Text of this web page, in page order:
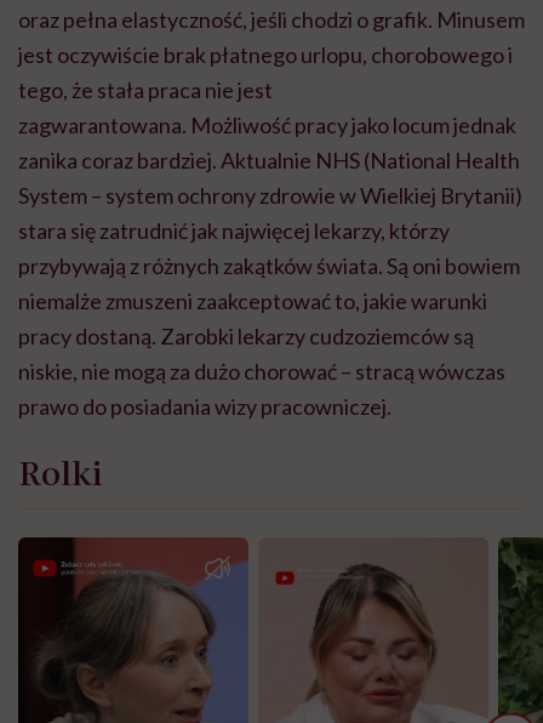
oraz pełna elastyczność, jeśli chodzi o grafik. Minusem
jest oczywiście brak płatnego urlopu, chorobowego i
tego, że stała praca nie jest
zagwarantowana. Możliwość pracy jako locum jednak
zanika coraz bardziej. Aktualnie NHS (National Health
System – system ochrony zdrowie w Wielkiej Brytanii)
stara się zatrudnić jak najwięcej lekarzy, którzy
przybywają z różnych zakątków świata. Są oni bowiem
niemalże zmuszeni zaakceptować to, jakie warunki
pracy dostaną. Zarobki lekarzy cudzoziemców są
niskie, nie mogą za dużo chorować – stracą wówczas
prawo do posiadania wizy pracowniczej.
Rolki